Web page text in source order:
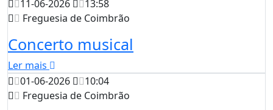
11-06-2026
13:58
Freguesia de Coimbrão
Concerto musical
Ler mais
01-06-2026
10:04
Freguesia de Coimbrão